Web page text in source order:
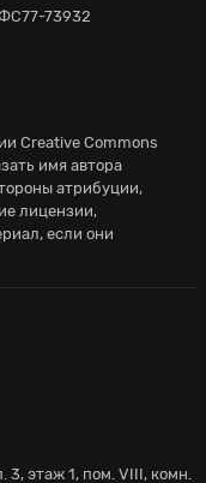
73932
Creative Commons
имя автора
атрибуции,
лицензии,
если они
3, этаж 1, пом. VIII, комн.